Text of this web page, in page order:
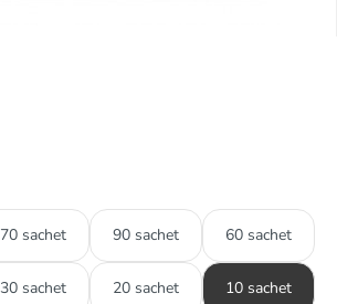
70 sachet 90 sachet 60 sachet
30 sachet 20 sachet 10 sachet